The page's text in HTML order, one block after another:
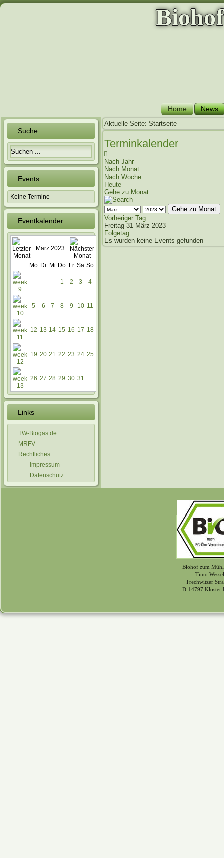
Home News
Suche
Events
Keine Termine
Eventkalender
März 2023
Mo Di Mi Do Fr Sa So
1 2 3 4
5 6 7 8 9 10 11
12 13 14 15 16 17 18
19 20 21 22 23 24 25
26 27 28 29 30 31
Links
TW-Biogas.de
MRFV
Rechtliches
Impressum
Datenschutz
Aktuelle Seite: Startseite
Terminkalender
Nach Jahr
Nach Monat
Nach Woche
Heute
Gehe zu Monat
Gehe zu Monat
Vorheriger Tag
Freitag 31 März 2023
Folgetag
Es wurden keine Events gefunden
Biohof zum
Timo
Trechwitzer
D-14797 Kloster